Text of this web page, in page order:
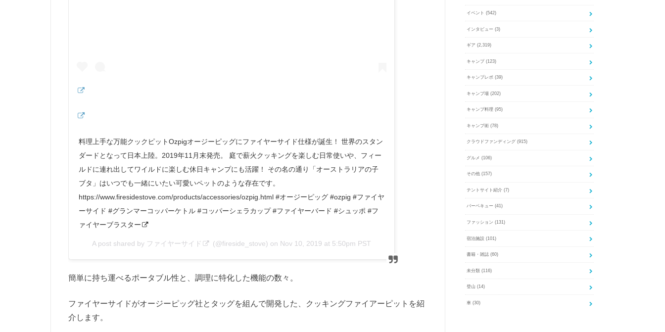
料理上手な万能クックピットOzpigオージーピッグにファイヤーサイド仕様が誕生！ 世界のスタン
ダードとなって日本上陸。2019年11月末発売。 庭で薪火クッキングを楽しむ日常使いや、フィー
ルドに連れ出してワイルドに楽しむ休日キャンプにも活躍！ その名の通り「オーストラリアの子
ブタ」はいつでも一緒にいたい可愛いペットのような存在です。
https://www.firesidestove.com/products/accessories/ozpig.html #オージーピッグ #ozpig #ファイヤ
ーサイド #グランマーコッパーケトル #コッパーシェラカップ #ファイヤーバード #シュッポ #フ
ァイヤーブラスター
A post shared by ファイヤーサイド (@fireside_stove) on Nov 10, 2019 at 5:50pm PST
簡単に持ち運べるポータブル性と、調理に特化した機能の数々。
ファイヤーサイドがオージーピッグ社とタッグを組んで開発した、クッキングファイアーピットを紹
介します。
イベント (542)
インタビュー (3)
ギア (2,319)
キャンプ (123)
キャンプレポ (39)
キャンプ場 (202)
キャンプ料理 (95)
キャンプ術 (78)
クラウドファンディング (915)
グルメ (106)
その他 (157)
テントサイト紹介 (7)
バーベキュー (41)
ファッション (131)
宿泊施設 (101)
書籍・雑誌 (60)
未分類 (116)
登山 (14)
車 (30)